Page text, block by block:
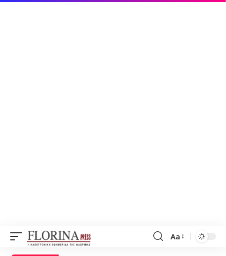
Font
Aa